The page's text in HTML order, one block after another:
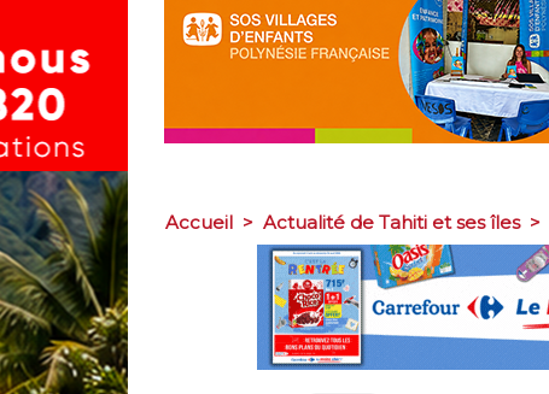
Accueil > Actualité de Tahiti et ses îles >